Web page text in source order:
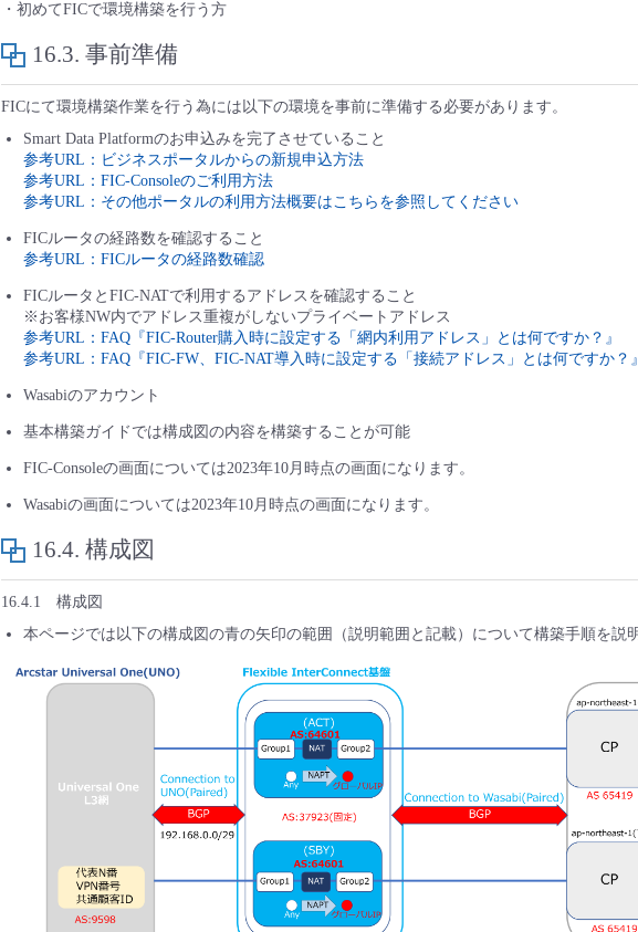
・初めてFICで環境構築を行う方
16.3. 事前準備
FICにて環境構築作業を行う為には以下の環境を事前に準備する必要があります。
Smart Data Platformのお申込みを完了させていること
参考URL：ビジネスポータルからの新規申込方法
参考URL：FIC-Consoleのご利用方法
参考URL：その他ポータルの利用方法概要はこちらを参照してください
FICルータの経路数を確認すること
参考URL：FICルータの経路数確認
FICルータとFIC-NATで利用するアドレスを確認すること
※お客様NW内でアドレス重複がしないプライベートアドレス
参考URL：FAQ『FIC-Router購入時に設定する「網内利用アドレス」とは何ですか？』
参考URL：FAQ『FIC-FW、FIC-NAT導入時に設定する「接続アドレス」とは何ですか？
Wasabiのアカウント
基本構築ガイドでは構成図の内容を構築することが可能
FIC-Consoleの画面については2023年10月時点の画面になります。
Wasabiの画面については2023年10月時点の画面になります。
16.4. 構成図
16.4.1 構成図
本ページでは以下の構成図の青の矢印の範囲（説明範囲と記載）について構築手順を説